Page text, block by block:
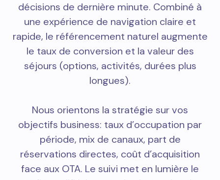
décisions de dernière minute. Combiné à
une expérience de navigation claire et
rapide, le référencement naturel augmente
le taux de conversion et la valeur des
séjours (options, activités, durées plus
longues).
Nous orientons la stratégie sur vos
objectifs business: taux d’occupation par
période, mix de canaux, part de
réservations directes, coût d’acquisition
face aux OTA. Le suivi met en lumière le